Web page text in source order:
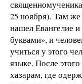
25 ноября). Там же
нашел Евангелие
буквами», и
учиться у этого
языке. После
хазарам, где